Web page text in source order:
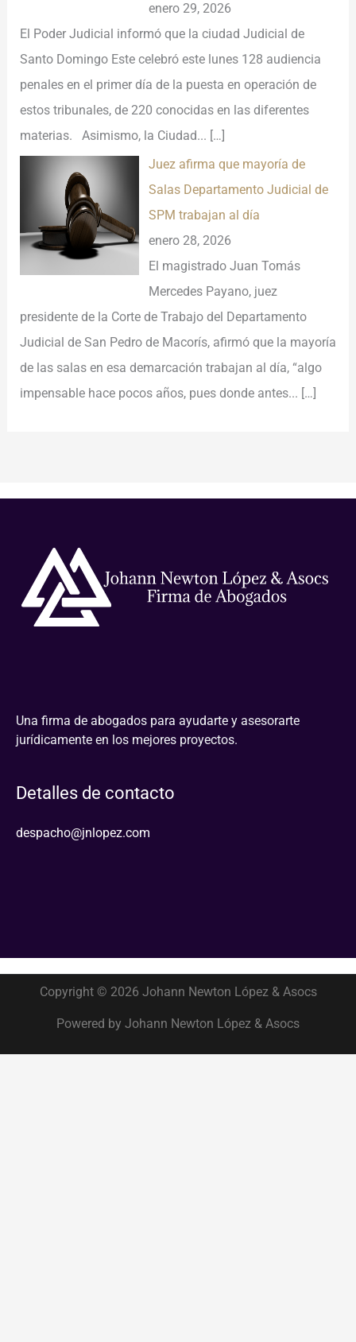
enero 29, 2026
El Poder Judicial informó que la ciudad Judicial de
Santo Domingo Este celebró este lunes 128 audiencia
penales en el primer día de la puesta en operación de
estos tribunales, de 220 conocidas en las diferentes
materias. Asimismo, la Ciudad... […]
Juez afirma que mayoría de
Salas Departamento Judicial de
SPM trabajan al día
enero 28, 2026
El magistrado Juan Tomás
Mercedes Payano, juez
presidente de la Corte de Trabajo del Departamento
Judicial de San Pedro de Macorís, afirmó que la mayoría
de las salas en esa demarcación trabajan al día, “algo
impensable hace pocos años, pues donde antes... […]
Una firma de abogados para ayudarte y asesorarte
jurídicamente en los mejores proyectos.
Detalles de contacto
despacho@jnlopez.com
Copyright © 2026 Johann Newton López & Asocs
Powered by Johann Newton López & Asocs